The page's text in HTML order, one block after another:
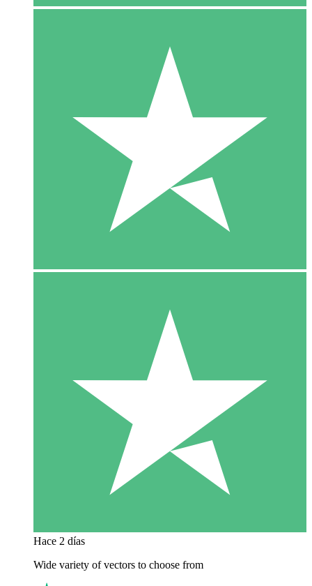
Hace 2 días
Wide variety of vectors to choose from